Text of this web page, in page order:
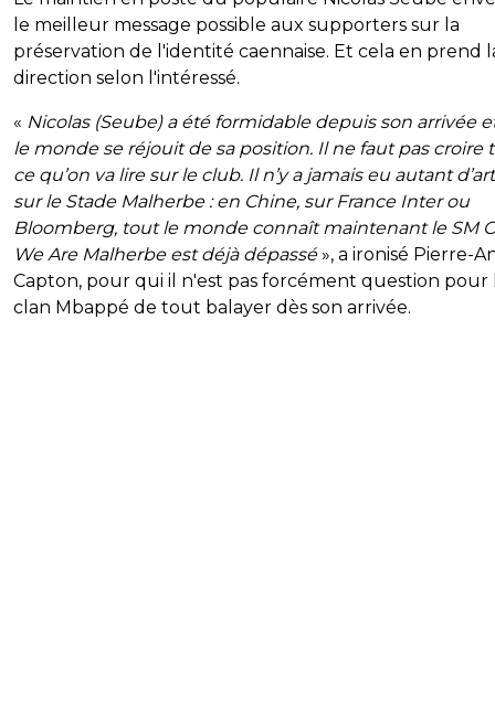
le meilleur message possible aux supporters sur la
préservation de l'identité caennaise. Et cela en prend
direction selon l'intéressé.
« Nicolas (Seube) a été formidable depuis son arrivée
le monde se réjouit de sa position. Il ne faut pas croire
ce qu’on va lire sur le club. Il n’y a jamais eu autant
sur le Stade Malherbe : en Chine, sur France Inter ou
Bloomberg, tout le monde connaît maintenant le SM
We Are Malherbe est déjà dépassé», a ironisé Pierre-
Capton, pour qui il n'est pas forcément question pour
clan Mbappé de tout balayer dès son arrivée.